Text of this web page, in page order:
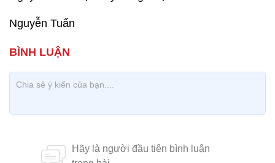
Nguyễn Tuấn